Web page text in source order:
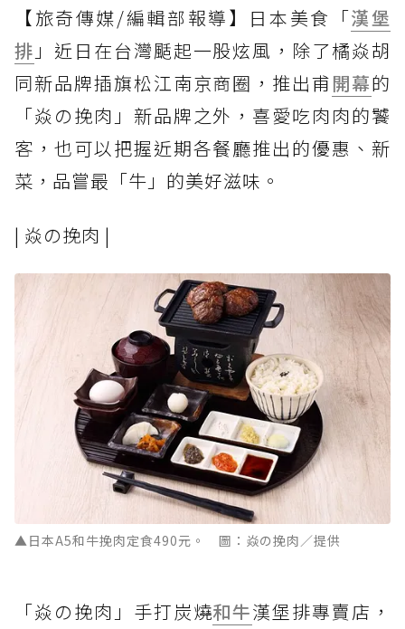
【旅奇傳媒/編輯部報導】日本美食「漢堡
排 」近日在台灣颳起一股炫風，除了橘焱胡
同新品牌插旗松江南京商圈，推出甫開幕的
「焱の挽肉」新品牌之外，喜愛吃肉肉的饕
客，也可以把握近期各餐廳推出的優惠、新
菜，品嘗最「牛」的美好滋味。
| 焱の挽肉 |
▲日本A5和牛挽肉定食490元。 圖：焱の挽肉／提供
「焱の挽肉」手打炭燒和牛漢堡排專賣店，